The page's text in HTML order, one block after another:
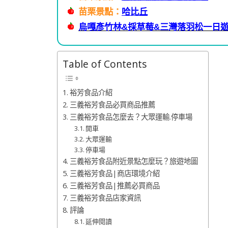
苗栗景點： 哈比丘
烏嘎彥竹林&採草莓&三灣落羽松一日
Table of Contents
裕芳食品介紹
三義裕芳食品必買商品推薦
三義裕芳食品怎麼去？大眾運輸.停車場
開車
大眾運輸
停車場
三義裕芳食品附近景點怎麼玩？旅遊地圖
三義裕芳食品|商店環境介紹
三義裕芳食品|推薦必買商品
三義裕芳食品店家資訊
評論
延伸閱讀